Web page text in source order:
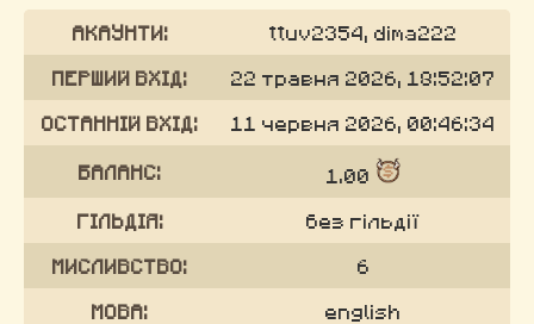
АКАУНТИ: ttuv2354, dima222
ПЕРШИЙ ВХІД: 22 травня 2026, 18:52:07
ОСТАННІЙ ВХІД: 11 червня 2026, 00:46:34
БАЛАНС: 1.00
ГІЛЬДІЯ: без гільдії
МИСЛИВСТВО: 6
МОВА: english